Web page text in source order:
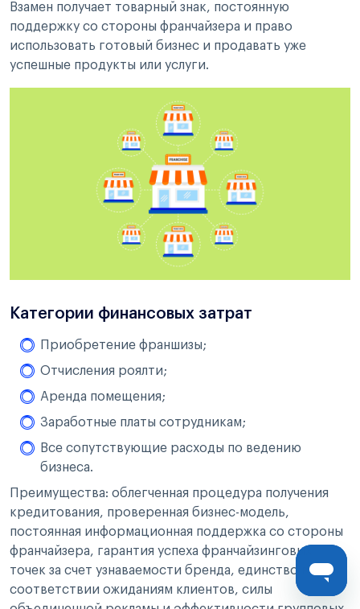
Взамен получает товарный знак, постоянную
поддержку со стороны франчайзера и право
использовать готовый бизнес и продавать уже
успешные продукты или услуги.
Категории финансовых затрат
Приобретение франшизы;
Отчисления роялти;
Аренда помещения;
Заработные платы сотрудникам;
Все сопутствующие расходы по ведению
бизнеса.
Преимущества: облегченная процедура получения
кредитования, проверенная бизнес-модель,
постоянная информационная поддержка со стороны
франчайзера, гарантия успеха франчайзинговых
точек за счет узнаваемости бренда, единство в
соответствии ожиданиям клиентов, силы